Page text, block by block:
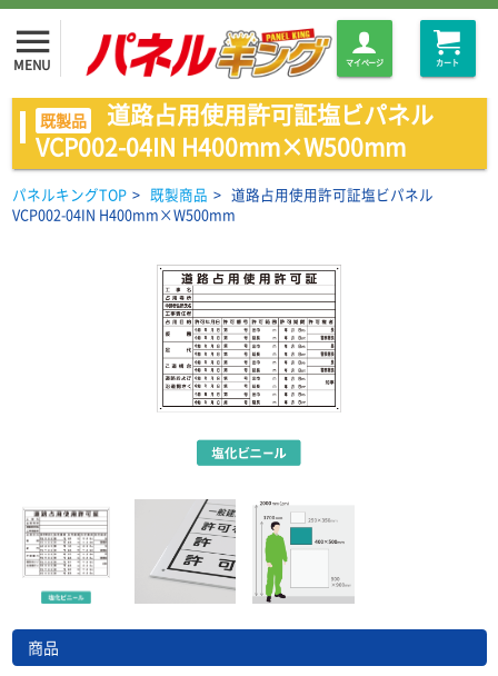
menu
MENU マイページ カート
既製品
道路占用使用許可証塩ビパネル
VCP002-04IN H400mm×W500mm
パネルキングTOP > 既製商品 > 道路占用使用許可証塩ビパネル
VCP002-04IN H400mm×W500mm
商品